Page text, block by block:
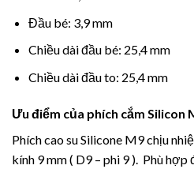
Đầu bé: 3,9 mm
Chiều dài đầu bé: 25,4 mm
Chiều dài đầu to: 25,4 mm
Ưu điểm của phích cắm Silicon
Phích cao su Silicone M9 chịu
kính 9 mm ( D9 – phi 9 ). Phù